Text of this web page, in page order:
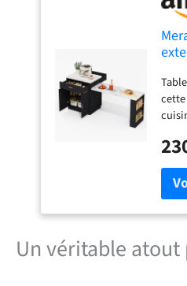
à
de
peut
les
Un véritable